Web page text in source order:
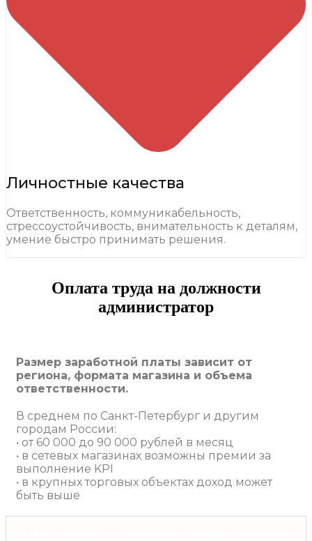
Личностные качества
Ответственность, коммуникабельность,
стрессоустойчивость, внимательность к деталям,
умение быстро принимать решения.
Оплата труда на должности
администратор
Размер заработной платы зависит от
региона, формата магазина и объема
ответственности.
В среднем по Санкт-Петербург и другим
городам России:
• от 60 000 до 90 000 рублей в месяц
• в сетевых магазинах возможны премии за
выполнение KPI
• в крупных торговых объектах доход может
быть выше